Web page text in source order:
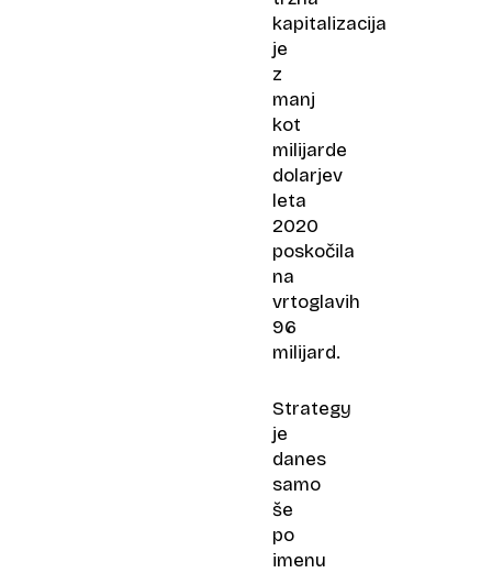
kapitalizacija
je
z
manj
kot
milijarde
dolarjev
leta
2020
poskočila
na
vrtoglavih
96
milijard.
Strategy
je
danes
samo
še
po
imenu